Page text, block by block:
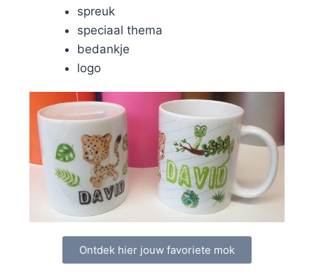
spreuk
speciaal thema
bedankje
logo
Ontdek hier jouw favoriete mok